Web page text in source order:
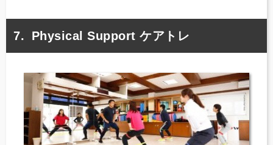
Physical Support ケアトレ